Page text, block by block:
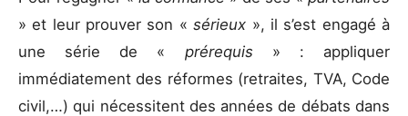
» et leur prouver son «sérieux », il s’est engagé à
une série de « prérequis » : appliquer
immédiatement des réformes (retraites, TVA, Code
civil,…) qui nécessitent des années de débats dans